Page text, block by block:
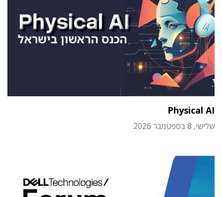
Physical AI
שלישי, 8 בספטמבר 2026